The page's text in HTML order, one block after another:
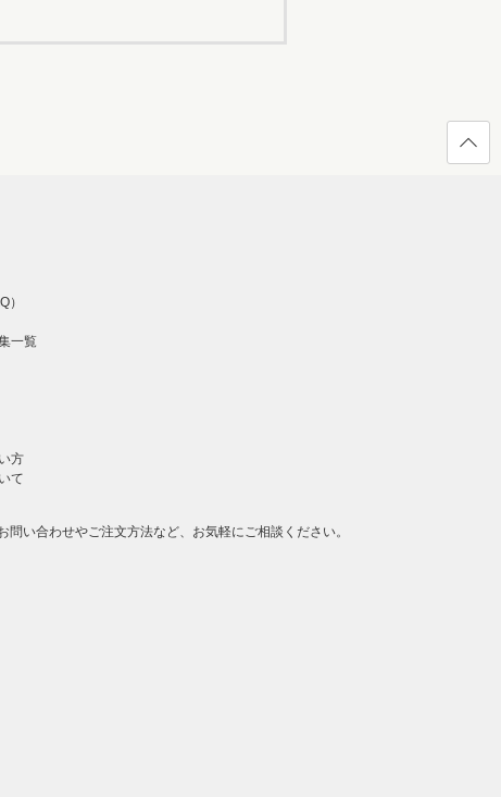
）
一覧
方
て
問い合わせやご注文方法など、お気軽にご相談ください。